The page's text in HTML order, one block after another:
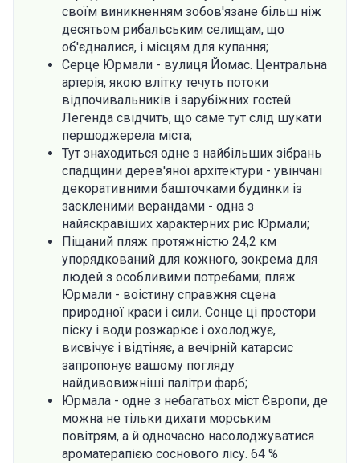
своїм виникненням зобов'язане більш ніж
десятьом рибальським селищам, що
об'єдналися, і місцям для купання;
Серце Юрмали - вулиця Йомас. Центральна
артерія, якою влітку течуть потоки
відпочивальників і зарубіжних гостей.
Легенда свідчить, що саме тут слід шукати
першоджерела міста;
Тут знаходиться одне з найбільших зібрань
спадщини дерев'яної архітектури - увінчані
декоративними башточками будинки із
заскленими верандами - одна з
найяскравіших характерних рис Юрмали;
Піщаний пляж протяжністю 24,2 км
упорядкований для кожного, зокрема для
людей з особливими потребами; пляж
Юрмали - воістину справжня сцена
природної краси і сили. Сонце ці простори
піску і води розжарює і охолоджує,
висвічує і відтіняє, а вечірній катарсис
запропонує вашому погляду
найдивовижніші палітри фарб;
Юрмала - одне з небагатьох міст Європи, де
можна не тільки дихати морським
повітрям, а й одночасно насолоджуватися
ароматерапією соснового лісу. 64 %